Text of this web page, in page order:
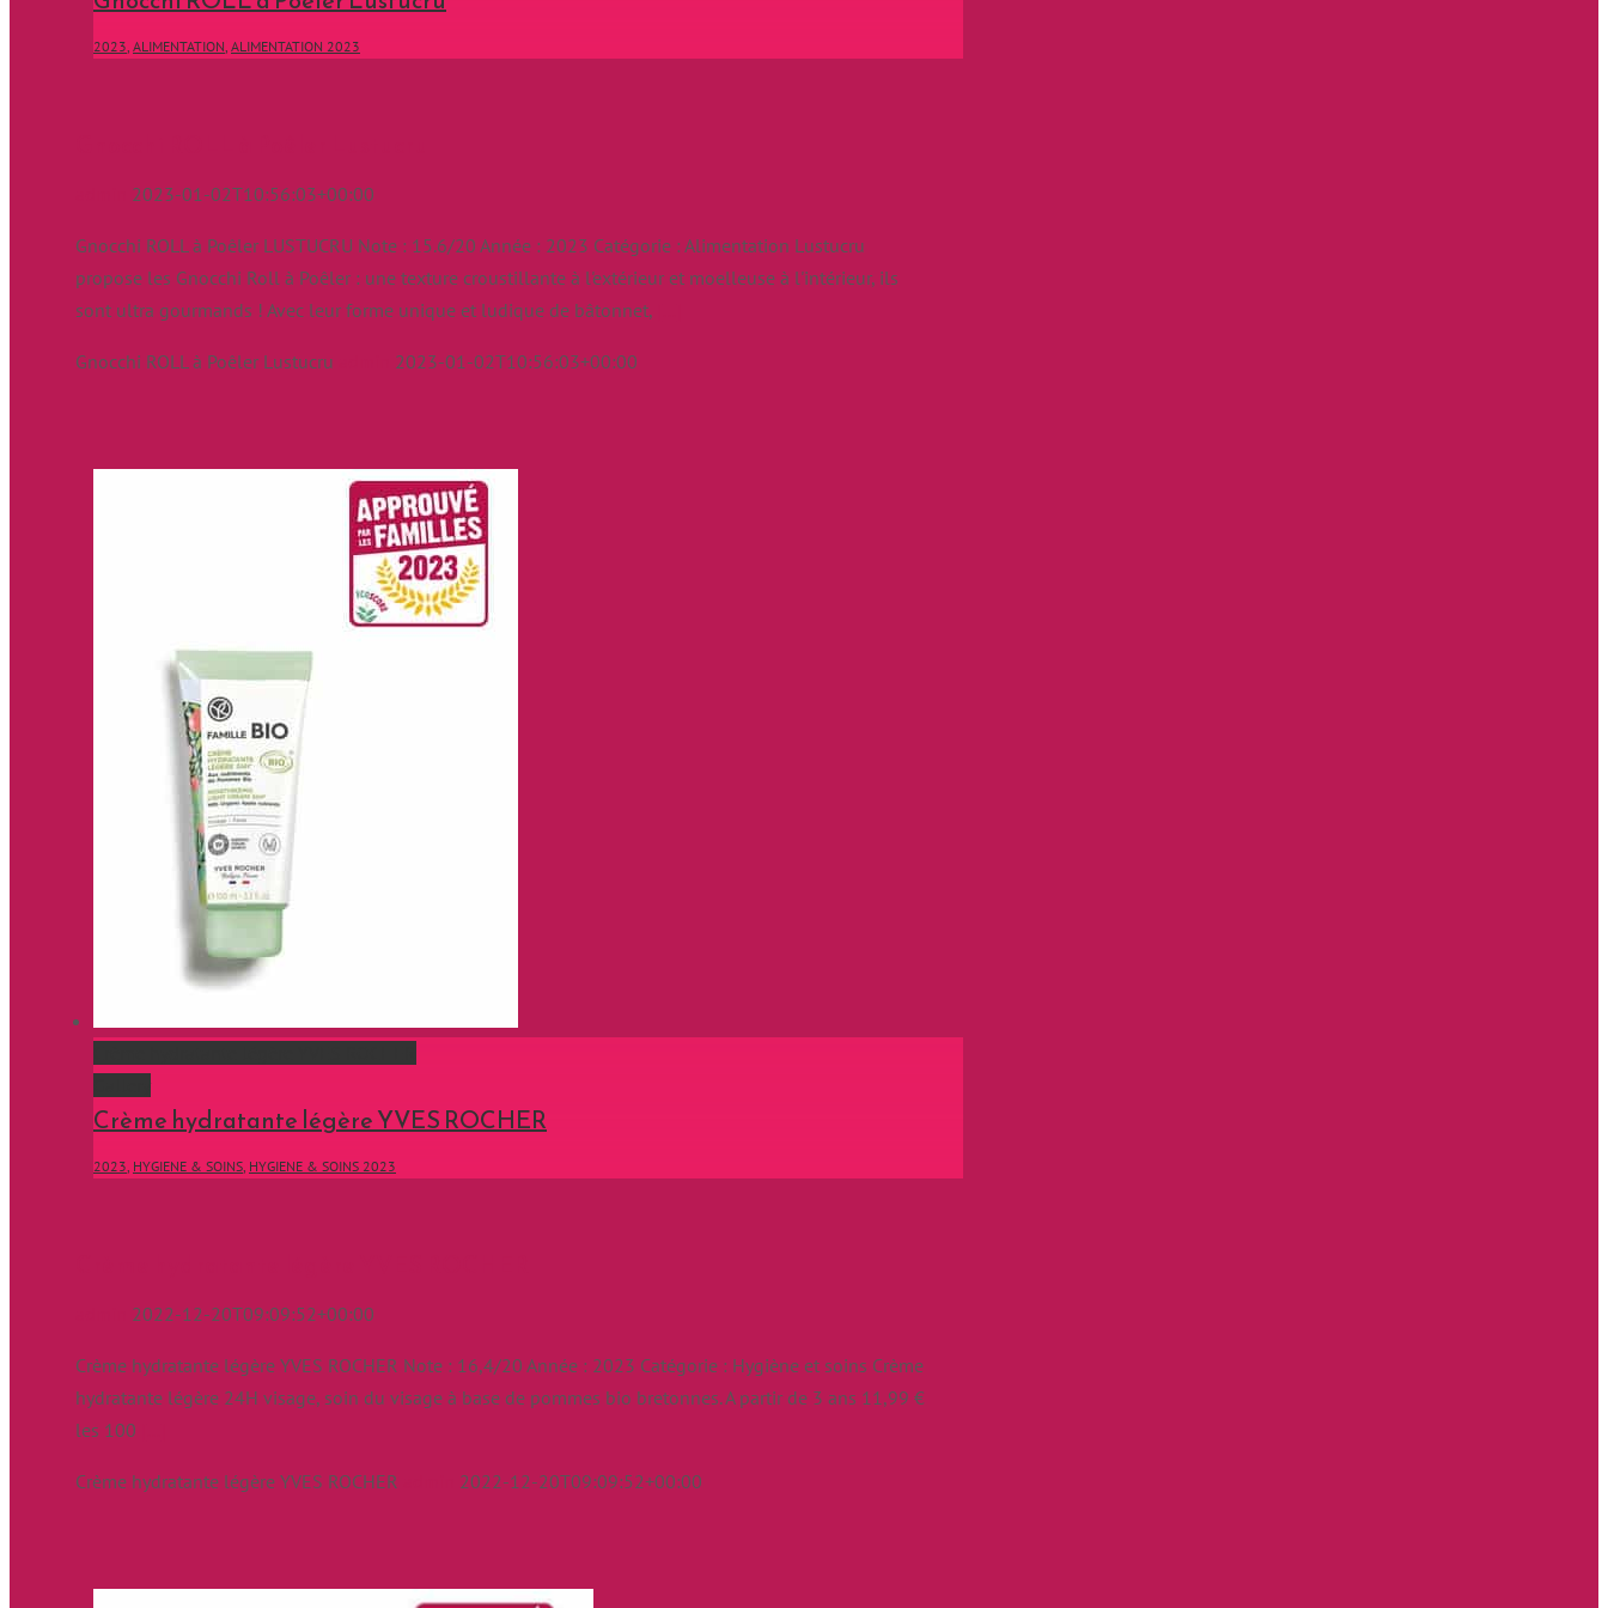
2023, ALIMENTATION, ALIMENTATION 2023
2023-01-02T10:56:03+00:00
Gnocchi ROLL à Poêler LUSTUCRU Note : 15.6/20 Année : 2023 Catégorie : Alimentation Lustucru
propose les Gnocchi Roll à Poêler : une texture croustillante à l'extérieur et moelleuse à l'intérieur, ils
sont ultra gourmands ! Avec leur forme unique et ludique de bâtonnet,
Gnocchi ROLL à Poêler Lustucru 2023-01-02T10:56:03+00:00
Crème hydratante légère YVES ROCHER
2023 HYGIENE & SOINS HYGIENE & SOINS 2023
2022-12-20T09:09:52+00:00
Crème hydratante légère YVES ROCHER Note : 16,4/20 Année : 2023 Catégorie : Hygiène et soins Crème
hydratante légère 24H visage, soin du visage à base de pommes bio bretonnes. A partir de 3 ans 11,99 €
les 100
Crème hydratante légère YVES ROCHER 2022-12-20T09:09:52+00:00